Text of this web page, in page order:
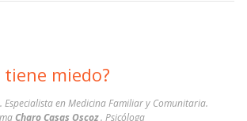
tiene miedo?
. Especialista en Medicina Familiar y Comunitaria.
Charo Casas Oscoz. Psicóloga